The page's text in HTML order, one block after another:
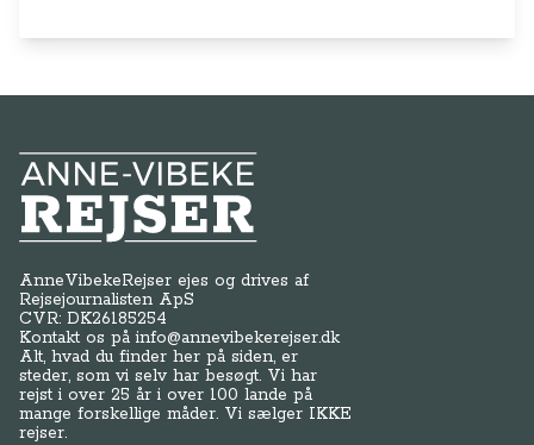
Anne-Vibeke Rejser
AnneVibekeRejser ejes og drives af
Rejsejournalisten ApS
CVR: DK26185254
Kontakt os påinfo@annevibekerejser.dk
Alt, hvad du finder her på siden, er
steder, som vi selv har besøgt. Vi har
rejst i over 25 år i over 100 lande på
mange forskellige måder. Vi sælger IKKE
rejser.